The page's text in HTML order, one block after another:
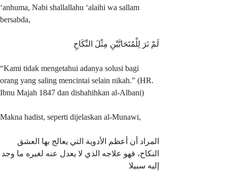
‘anhuma, Nabi shallallahu ‘alaihi wa sallam
bersabda,
لَمْ نَرَ لِلْمُتَحَابَّيْنِ مِثْلَ النِّكَاحِ
“Kami tidak mengetahui adanya solusi bagi
orang yang saling mencintai selain nikah.” (HR.
Ibnu Majah 1847 dan dishahihkan al-Albani)
Makna hadist, seperti dijelaskan al-Munawi,
المراد أن أعظم الأدوية التي يعالج بها العشق
النكاح، فهو علاجه الذي لا يعدل عنه لغيره ما وجد
إليه سبيلا